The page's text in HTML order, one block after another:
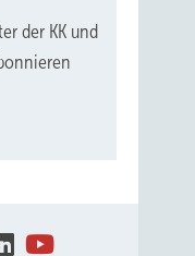
der KK und